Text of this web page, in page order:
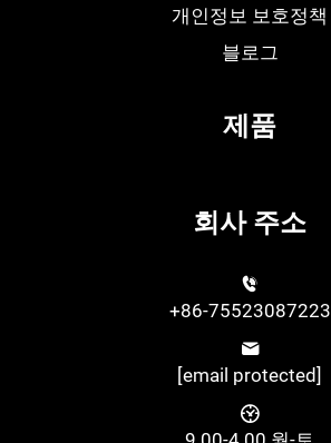
개인정보 보호정책
블로그
제품
회사 주소
+86-75523087223
[email protected]